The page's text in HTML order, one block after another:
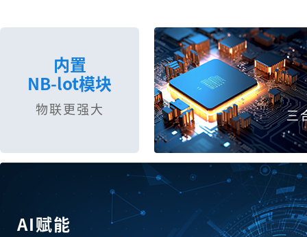
内置
NB-lot模块
物联更强大 三
AI赋能